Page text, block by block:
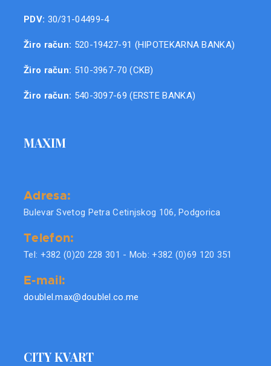
PDV: 30/31-04499-4
Žiro račun: 520-19427-91 (HIPOTEKARNA BANKA)
Žiro račun: 510-3967-70 (CKB)
Žiro račun: 540-3097-69 (ERSTE BANKA)
MAXIM
Adresa:
Bulevar Svetog Petra Cetinjskog 106, Podgorica
Telefon:
Tel: +382 (0)20 228 301 - Mob: +382 (0)69 120 351
E-mail:
doublel.max@doublel.co.me
CITY KVART